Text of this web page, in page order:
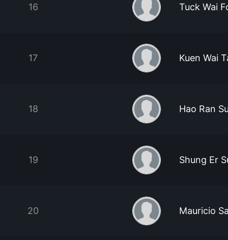
16 Tuck Wai
17 Kuen Wai
18 Hao Ran
19 Shung Er
20 Mauricio